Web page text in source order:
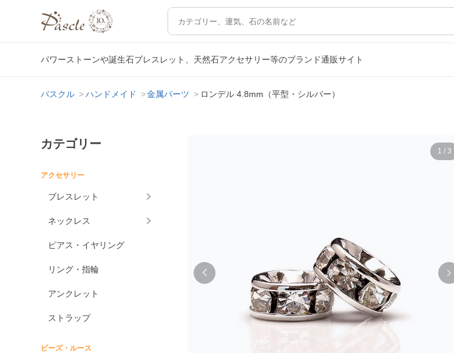
パワーストーンや誕生石ブレスレット、天然石アクセサリー等のブランド通販サイト
パスクル ハンドメイド 金属パーツ ロンデル 4.8mm（平型・シルバー）
カテゴリー
アクセサリー
ブレスレット
ネックレス
ピアス・イヤリング
リング・指輪
アンクレット
ストラップ
ビーズ・ルース
1 / 3